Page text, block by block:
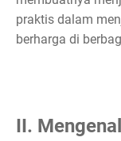
praktis dalam
berharga di
II.